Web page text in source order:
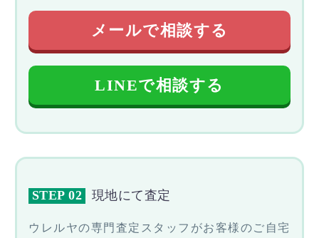
メールで相談する
LINEで相談する
STEP 02 現地にて査定
ウレルヤの専門査定スタッフがお客様のご自宅